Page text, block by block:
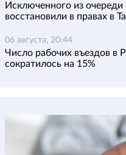
Исключенного из
восстановили в правах в
06 августа, 20:44
Число рабочих въездов в
сократилось на 15%